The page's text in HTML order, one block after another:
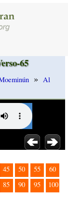
65
» Al
45 50 55
60
85 90 95
100